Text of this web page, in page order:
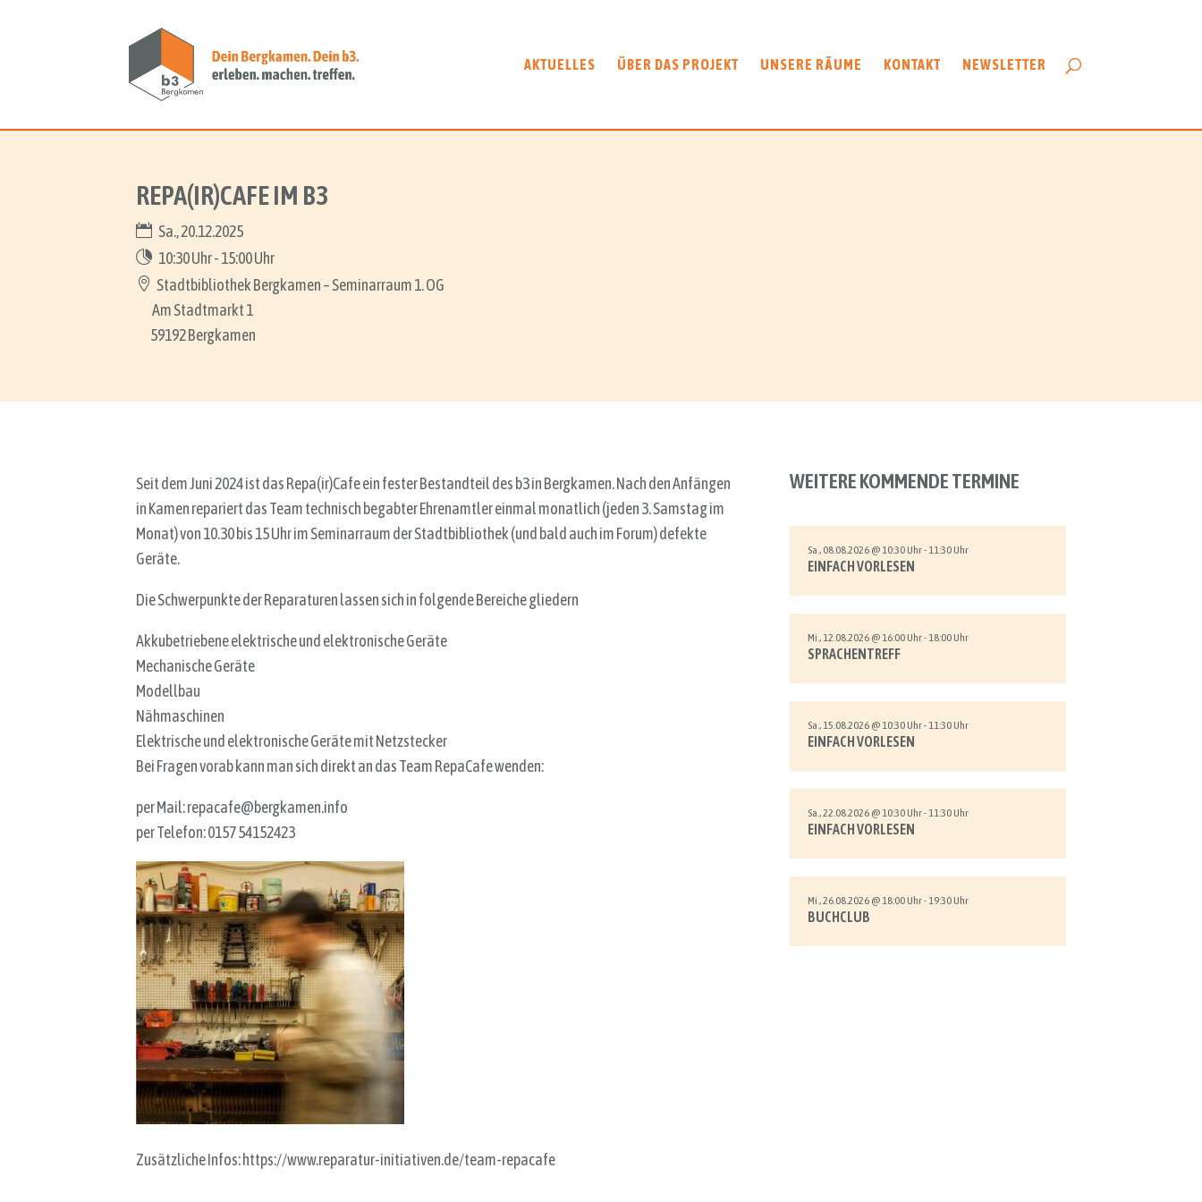
AKTUELLES ÜBER DAS PROJEKT UNSERE RÄUME KONTAKT NEWSLETTER
REPA(IR)CAFE IM B3
Sa., 20.12.2025
10:30 Uhr - 15:00 Uhr
Stadtbibliothek Bergkamen – Seminarraum 1. OG
Am Stadtmarkt 1
59192 Bergkamen
Seit dem Juni 2024 ist das Repa(ir)Cafe ein fester Bestandteil des b3 in Bergkamen. Nach den Anfängen
in Kamen repariert das Team technisch begabter Ehrenamtler einmal monatlich (jeden 3. Samstag im
Monat) von 10.30 bis 15 Uhr im Seminarraum der Stadtbibliothek (und bald auch im Forum) defekte
Geräte.
Die Schwerpunkte der Reparaturen lassen sich in folgende Bereiche gliedern
Akkubetriebene elektrische und elektronische Geräte
Mechanische Geräte
Modellbau
Nähmaschinen
Elektrische und elektronische Geräte mit Netzstecker
Bei Fragen vorab kann man sich direkt an das Team RepaCafe wenden:
per Mail: repacafe@bergkamen.info
per Telefon: 0157 54152423
Zusätzliche Infos: https://www.reparatur-initiativen.de/team-repacafe
WEITERE KOMMENDE TERMINE
Sa., 08.08.2026 @ 10:30 Uhr - 11:30 Uhr
EINFACH VORLESEN
Mi., 12.08.2026 @ 16:00 Uhr - 18:00 Uhr
SPRACHENTREFF
Sa., 15.08.2026 @ 10:30 Uhr - 11:30 Uhr
EINFACH VORLESEN
Sa., 22.08.2026 @ 10:30 Uhr - 11:30 Uhr
EINFACH VORLESEN
Mi., 26.08.2026 @ 18:00 Uhr - 19:30 Uhr
BUCHCLUB